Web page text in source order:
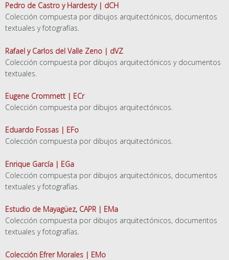
Pedro de Castro y Hardesty | dCH
Colección compuesta por dibujos arquitectónicos, documentos
textuales y fotografías.
Rafael y Carlos del Valle Zeno | dVZ
Colección compuesta por dibujos arquitectónicos y documentos
textuales.
Eugene Crommett | ECr
Colección compuesta por dibujos arquitectónicos.
Eduardo Fossas | EFo
Colección compuesta por dibujos arquitectónicos.
Enrique García | EGa
Colección compuesta por dibujos arquitectónicos, documentos
textuales y fotografías.
Estudio de Mayagüez, CAPR | EMa
Colección compuesta por dibujos arquitectónicos, documentos
textuales y fotografías.
Colección Efrer Morales | EMo